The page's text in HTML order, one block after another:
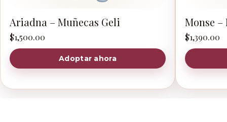
Ariadna – Muñecas Geli
$1,500.00
Adoptar ahora
Monse –
$1,390.00